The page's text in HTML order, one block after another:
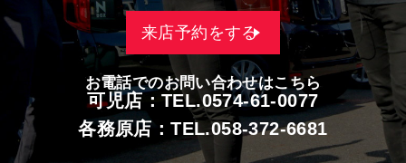
来店予約をする
お電話でのお問い合わせはこちら
可児店：TEL.0574-61-0077
各務原店：TEL.058-372-6681